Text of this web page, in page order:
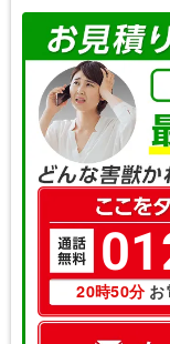
追い出し・封
トロボや忌避
根裏から追い
らでも再侵入
シリコンコー
ほどの徹底し
20時50分お